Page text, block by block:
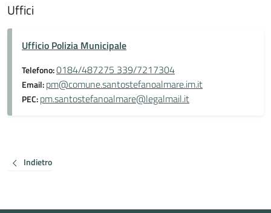
Uffici
Ufficio Polizia Municipale
Telefono:0184/487275 339/7217304
Email:pm@comune.santostefanoalmare.im.it
PEC:pm.santostefanoalmare@legalmail.it
Indietro